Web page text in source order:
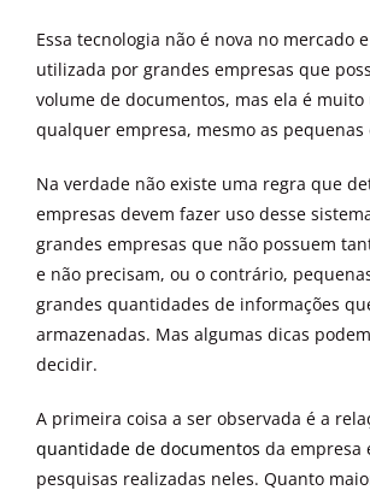
Essa tecnologia não é nova no mercado
utilizada por grandes empresas que
volume de documentos, mas ela é
qualquer empresa, mesmo as pequenas
Na verdade não existe uma regra que
empresas devem fazer uso desse
grandes empresas que não possuem
e não precisam, ou o contrário,
grandes quantidades de informações
armazenadas. Mas algumas dicas
decidir.
A primeira coisa a ser observada é a
quantidade de documentos da empresa
pesquisas realizadas neles. Quanto